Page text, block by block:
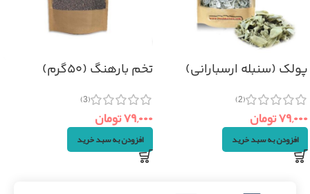
پولک (سنبله ارسبارانی)
(2)
۷۹,۰۰۰تومان
افزودن به سبد خرید
تخم بارهنگ (۵۰گرم)
(3)
۷۹,۰۰۰تومان
افزودن به سبد خرید